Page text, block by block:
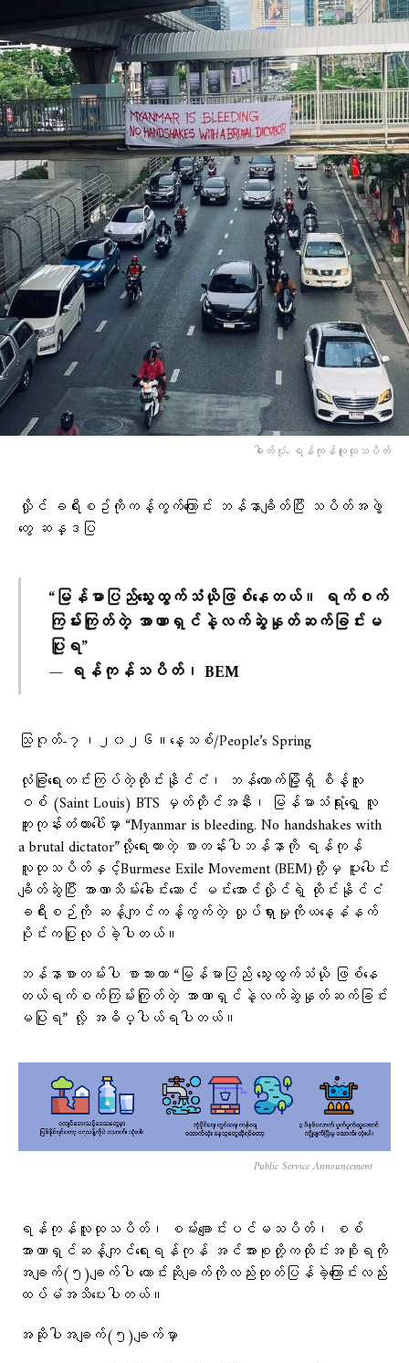
ဓါတ်ပုံ- ရန်ကုန်လူထုသပိတ်
လှိုင် ခရီးစဥ်ကိုကန့်ကွက်​ကြောင်း ဘန်နာချိတ်ပြီး သပိတ်အဖွဲ့​
တွေ ဆန္ဒပြ
“မြန်မာပြည်သွေးထွက်သံယိုဖြစ်နေတယ်။ ရက်စက်
ကြမ်းကြုတ်တဲ့ အာဏာရှင်နဲ့လက်ဆွဲနှုတ်ဆက်ခြင်းမ
ပြုရ”
— ရန်ကုန်သပိတ်၊ BEM
သြဂုတ်-၇၊၂၀၂၆။​နေ့သစ်/People’s Spring
လုံခြုံရေးတင်းကြပ်တဲ့ထိုင်းနိုင်ငံ၊ ဘန်ကောက်မြို့ရှိ စိန့်လူး
ဝစ် (Saint Louis) BTS မှတ်တိုင်အနီး၊ မြန်မာသံရုံးရှေ့ လူ
ကူးကုန်းတံတားပေါ်မှာ “Myanmar is bleeding. No handshakes with
a brutal dictator”လို့​ရေးထားတဲ့ စာတန်းပါဘန်နာကို ရန်ကုန်
လူထုသပိတ်နှင့်Burmese Exile Movement (BEM)တို့မှ ပူးပေါင်း
ချိတ်ဆွဲပြီး အာဏာသိမ်း​ခေါင်း​ဆောင် မင်းအောင်လှိုင်ရဲ့ ထိုင်းနိုင်ငံ
ခရီးစဉ်ကို ဆန့်ကျင်ကန့်ကွက်တဲ့ လှုပ်ရှားမှုကိုယ​​နေ့နံနက်
ပိုင်းကပြုလုပ်ခဲ့ပါတယ်။
ဘန်နာစာတမ်းပါ စာသားဟာ “မြန်မာပြည် သွေးထွက်သံယို ဖြစ်နေ
တယ်ရက်စက်ကြမ်းကြုတ်တဲ့ အာဏာရှင်နဲ့လက်ဆွဲနှုတ်ဆက်ခြင်း
မပြုရ” လို့ အဓိပ္ပါယ်ရပါတယ်။
Public Service Announcement
ရန်ကုန်လူထုသပိတ်၊ စမ်းချောင်းပင်မသပိတ်၊ စစ်
အာဏာရှင်ဆန့်ကျင်ရေးရန်ကုန် အင်အားစုတို့ကထိုင်းအစိုးရကို
အချက်(၅)ချက်ပါ​ ​တောင်းဆိုချက်ကိုလည်းထုတ်ပြန်ခဲ့​ကြောင်းလည်း
ထပ်မံအသိ​ပေးပါတယ်။
အဆိုပါအချက်(၅)ချက်မှာ